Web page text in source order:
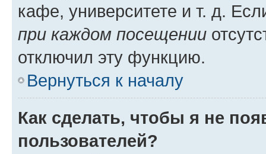
кафе, университете и т. д.
при каждом посещении
отключил эту функцию.
Вернуться к началу
Как сделать, чтобы я не
пользователей?